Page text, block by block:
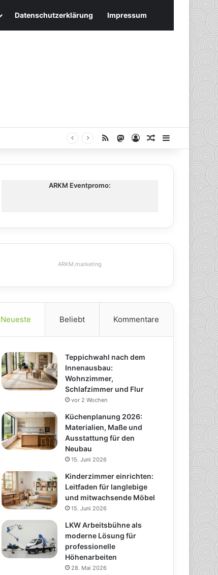
Datenschutzerklärung Impressum
RSS Mastodon
AnmeldenZufälliger
ARKM Eventpromo:
ARKM.marketing
Neueste Beliebt Kommentare
Teppichwahl nach dem
Innenausbau:
Wohnzimmer,
Schlafzimmer und Flur
vor 2 Wochen
Küchenplanung 2026:
Materialien, Maße und
Ausstattung für den
Neubau
15. Juni 2026
Kinderzimmer einrichten:
Leitfaden für langlebige
und mitwachsende Möbel
15. Juni 2026
LKW Arbeitsbühne als
moderne Lösung für
professionelle
Höhenarbeiten
28. Mai 2026